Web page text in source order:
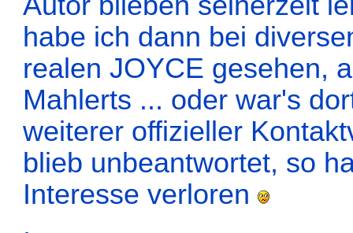
habe ich dann bei
realen JOYCE gesehen,
Mahlerts ... oder war's
weiterer offizieller
blieb unbeantwortet, so
Interesse verloren
.